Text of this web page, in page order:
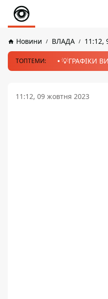
Новини ВЛАДА 11:12,
ТОПТЕМИ: 💡ГРАФІКИ
11:12, 09 жовтня 2023